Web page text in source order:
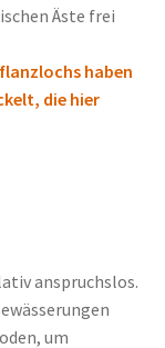
Äste frei
haben
die hier
anspruchslos.
um